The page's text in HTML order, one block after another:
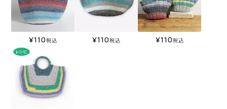
¥110税込 ¥110税込 ¥110税込